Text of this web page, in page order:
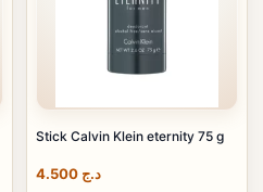
Stick Calvin Klein eternity 75 g
د.ج